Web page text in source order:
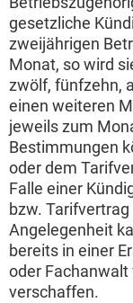
gesetzliche
zweijährigen
Monat, so wird
zwölf, fünfzehn,
einen weiteren
jeweils zum
Bestimmungen
oder dem
Falle einer
bzw.
Angelegenheit
bereits in einer
oder
verschaffen.